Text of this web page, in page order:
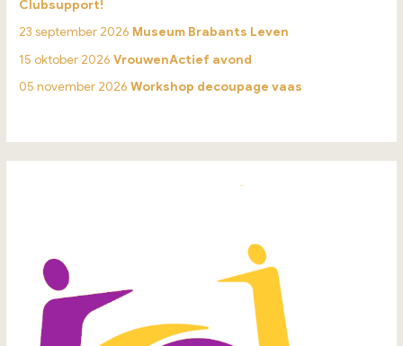
Clubsupport!
23 september 2026 Museum Brabants Leven
15 oktober 2026VrouwenActief avond
05 november 2026Workshop decoupage vaas